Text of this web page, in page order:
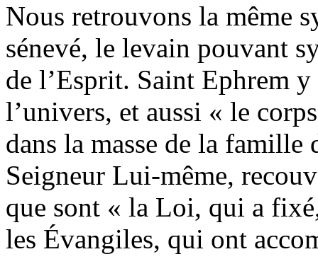
Nous retrouvons la même
sénevé, le levain pouvant
de l’Esprit. Saint Ephrem
l’univers, et aussi « le
dans la masse de la
Seigneur Lui-même,
que sont « la Loi, qui a
les Évangiles, qui ont